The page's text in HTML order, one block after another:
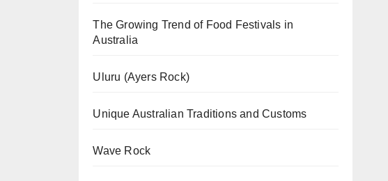
The Growing Trend of Food Festivals in
Australia
Uluru (Ayers Rock)
Unique Australian Traditions and Customs
Wave Rock